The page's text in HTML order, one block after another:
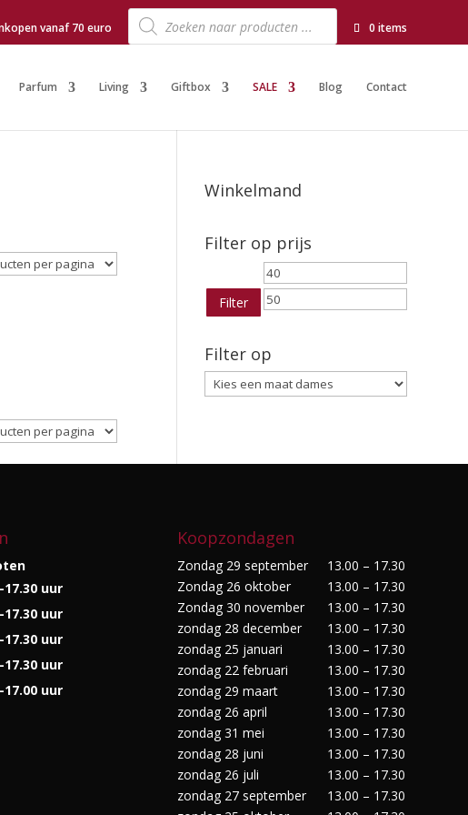
vanaf 70 euro
Producten
zoeken 0 items
Parfum Living Giftbox SALE Blog Contact
Winkelmand
Filter op prijs
Min.
prijs
Filter
Filter op
17.30 uur
17.30 uur
17.30 uur
17.30 uur
17.00 uur
Koopzondagen
Zondag 29 september
13.00 – 17.30
Zondag 26 oktober
13.00 – 17.30
Zondag 30 november
13.00 – 17.30
zondag 28 december
13.00 – 17.30
zondag 25 januari
13.00 – 17.30
zondag 22 februari
13.00 – 17.30
zondag 29 maart
13.00 – 17.30
zondag 26 april
13.00 – 17.30
zondag 31 mei
13.00 – 17.30
zondag 28 juni
13.00 – 17.30
zondag 26 juli
13.00 – 17.30
zondag 27 september
13.00 – 17.30